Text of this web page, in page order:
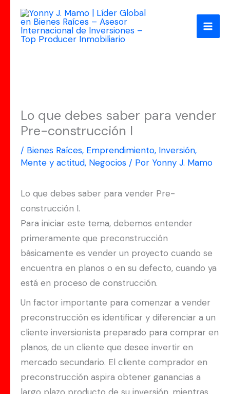
contenido
Lo que debes saber para vender
Pre-construcción I
/ Bienes Raíces, Emprendimiento, Inversión,
Mente y actitud, Negocios / Por Yonny J. Mamo
Lo que debes saber para vender Pre-
construcción I.
Para iniciar este tema, debemos entender
primeramente que preconstrucción
básicamente es vender un proyecto cuando se
encuentra en planos o en su defecto, cuando ya
está en proceso de construcción.
Un factor importante para comenzar a vender
preconstrucción es identificar y diferenciar a un
cliente inversionista preparado para comprar en
planos, de un cliente que desee invertir en
mercado secundario. El cliente comprador en
preconstrucción aspira obtener ganancias a
largo plazo producto de su inversión, mientras